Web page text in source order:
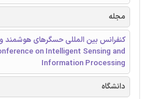
مجله
کنفرانس بین المللی حسگرهای هوشمند
on Intelligent Sensing and
Information Processing
دانشگاه